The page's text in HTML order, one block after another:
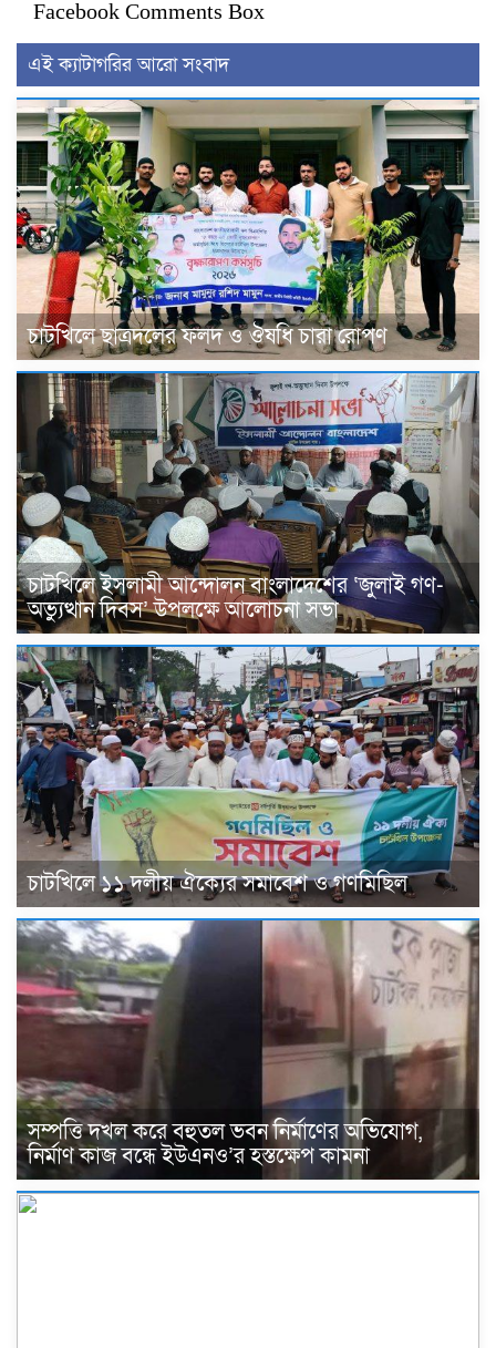
Facebook Comments Box
এই ক্যাটাগরির আরো সংবাদ
চাটখিলে ছাত্রদলের ফলদ ও ঔষধি চারা রোপণ
চাটখিলে ইসলামী আন্দোলন বাংলাদেশের ‘জুলাই গণ-
অভ্যুত্থান দিবস’ উপলক্ষে আলোচনা সভা
চাটখিলে ১১ দলীয় ঐক্যের সমাবেশ ও গণমিছিল
সম্পত্তি দখল করে বহুতল ভবন নির্মাণের অভিযোগ,
নির্মাণ কাজ বন্ধে ইউএনও’র হস্তক্ষেপ কামনা